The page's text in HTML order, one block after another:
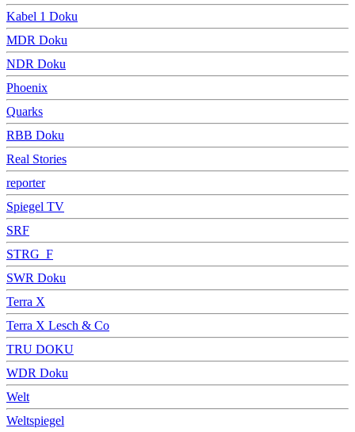
Kabel 1 Doku
MDR Doku
NDR Doku
Phoenix
Quarks
RBB Doku
Real Stories
reporter
Spiegel TV
SRF
STRG_F
SWR Doku
Terra X
Terra X Lesch & Co
TRU DOKU
WDR Doku
Welt
Weltspiegel